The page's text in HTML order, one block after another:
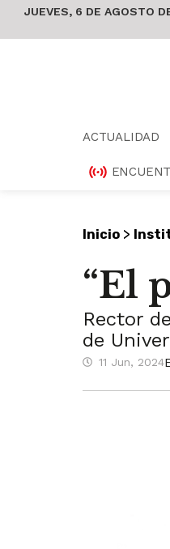
JUEVES, 6 DE AGOSTO
ACTUALIDAD
Inicio >
“El
Rector
de
11 Jun, 2024